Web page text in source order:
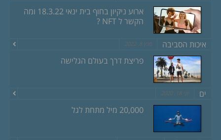
ארוע ניקיון בחוף בית ינאי 18.3.22 ומה
הקשר ל NFT ?
איכות הסביבה מרץ 8, 2022
פריצת דרך בעולם הגלישה
ים יוני 18, 2020
20,000 מיל מתחת לגל